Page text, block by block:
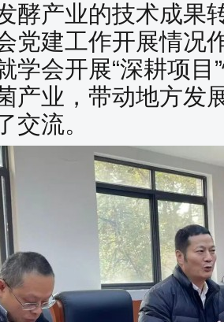
酵产业的技术成果
党建工作开展情况
学会开展“深耕项目
产业，带动地方发
交流。